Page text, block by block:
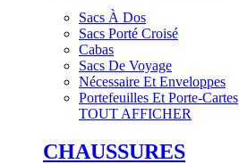
Sacs À Dos
Sacs Porté Croisé
Cabas
Sacs De Voyage
Nécessaire Et Enveloppes
Portefeuilles Et Porte-Cartes
TOUT AFFICHER
CHAUSSURES